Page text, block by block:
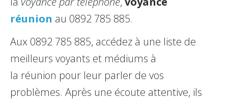
réunion au 0892 785 885.
Aux 0892 785 885, accédez à une liste de
meilleurs voyants et médiums à
la réunion pour leur parler de vos
problèmes. Après une écoute attentive, ils